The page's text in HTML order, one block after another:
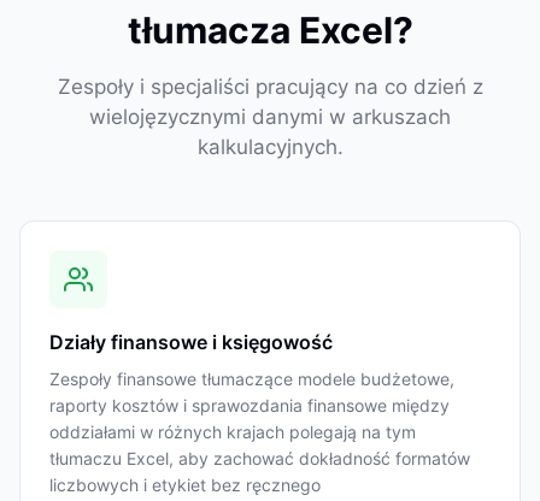
tłumacza Excel?
Zespoły i specjaliści pracujący na co dzień z
wielojęzycznymi danymi w arkuszach
kalkulacyjnych.
Działy finansowe i księgowość
Zespoły finansowe tłumaczące modele budżetowe,
raporty kosztów i sprawozdania finansowe między
oddziałami w różnych krajach polegają na tym
tłumaczu Excel, aby zachować dokładność formatów
liczbowych i etykiet bez ręcznego